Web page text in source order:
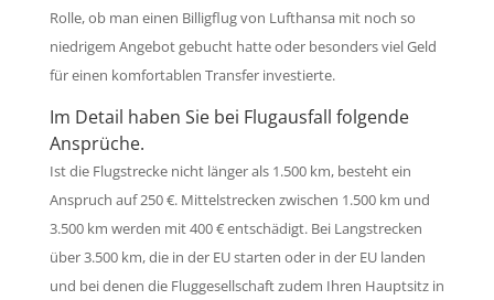
Rolle, ob man einen Billigflug von Lufthansa mit noch so
niedrigem Angebot gebucht hatte oder besonders viel Geld
für einen komfortablen Transfer investierte.
Im Detail haben Sie bei Flugausfall folgende
Ansprüche.
Ist die Flugstrecke nicht länger als 1.500 km, besteht ein
Anspruch auf 250 €. Mittelstrecken zwischen 1.500 km und
3.500 km werden mit 400 € entschädigt. Bei Langstrecken
über 3.500 km, die in der EU starten oder in der EU landen
und bei denen die Fluggesellschaft zudem Ihren Hauptsitz in